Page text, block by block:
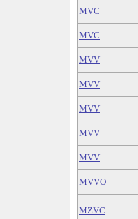
MVC
MVC
MVV
MVV
MVV
MVV
MVV
MVVO
MZVC